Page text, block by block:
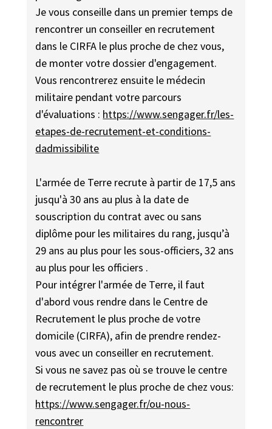
Je vous conseille dans un premier temps de
rencontrer un conseiller en recrutement
dans le CIRFA le plus proche de chez vous,
de monter votre dossier d'engagement.
Vous rencontrerez ensuite le médecin
militaire pendant votre parcours
d'évaluations : https://www.sengager.fr/les-
etapes-de-recrutement-et-conditions-
dadmissibilite
L'armée de Terre recrute à partir de 17,5 ans
jusqu'à 30 ans au plus à la date de
souscription du contrat avec ou sans
diplôme pour les militaires du rang, jusqu’à
29 ans au plus pour les sous-officiers, 32 ans
au plus pour les officiers .
Pour intégrer l'armée de Terre, il faut
d'abord vous rendre dans le Centre de
Recrutement le plus proche de votre
domicile (CIRFA), afin de prendre rendez-
vous avec un conseiller en recrutement.
Si vous ne savez pas où se trouve le centre
de recrutement le plus proche de chez vous:
https://www.sengager.fr/ou-nous-
rencontrer